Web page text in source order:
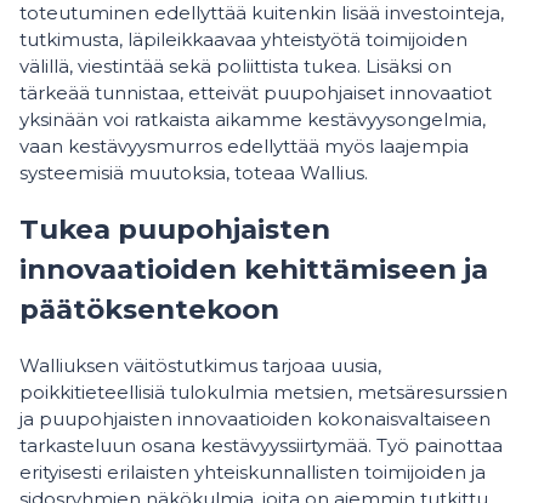
toteutuminen edellyttää kuitenkin lisää investointeja,
tutkimusta, läpileikkaavaa yhteistyötä toimijoiden
välillä, viestintää sekä poliittista tukea. Lisäksi on
tärkeää tunnistaa, etteivät puupohjaiset innovaatiot
yksinään voi ratkaista aikamme kestävyysongelmia,
vaan kestävyysmurros edellyttää myös laajempia
systeemisiä muutoksia, toteaa Wallius.
Tukea puupohjaisten
innovaatioiden kehittämiseen ja
päätöksentekoon
Walliuksen väitöstutkimus tarjoaa uusia,
poikkitieteellisiä tulokulmia metsien, metsäresurssien
ja puupohjaisten innovaatioiden kokonaisvaltaiseen
tarkasteluun osana kestävyyssiirtymää. Työ painottaa
erityisesti erilaisten yhteiskunnallisten toimijoiden ja
sidosryhmien näkökulmia, joita on aiemmin tutkittu